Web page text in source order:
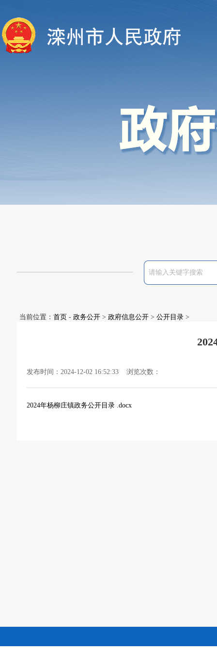
当前位置： 首页 - 政务公开 > 政府信息公开 > 公开目录 >
发布时间：2024-12-02 16:52:33 浏览次数：
2024年杨柳庄镇政务公开目录 .docx